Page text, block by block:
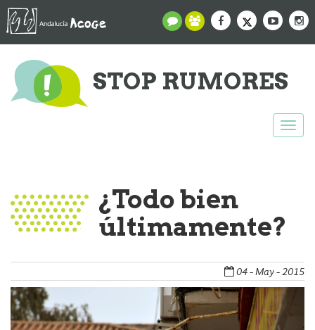
STOP RUMORES
¿Todo bien
últimamente?
04 - May - 2015